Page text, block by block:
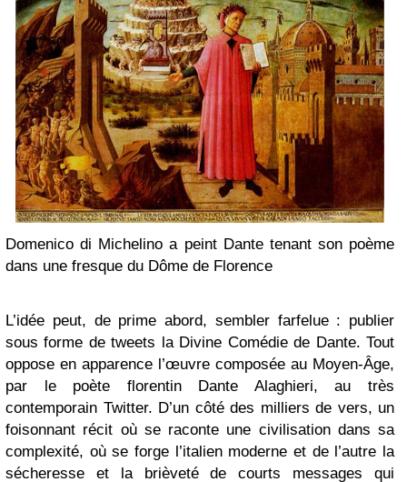
Domenico di Michelino a peint Dante tenant son poème
dans une fresque du Dôme de Florence
L’idée peut, de prime abord, sembler farfelue : publier
sous forme de tweets la Divine Comédie de Dante. Tout
oppose en apparence l’œuvre composée au Moyen-Âge,
par le poète florentin Dante Alaghieri, au très
contemporain Twitter. D’un côté des milliers de vers, un
foisonnant récit où se raconte une civilisation dans sa
complexité, où se forge l’italien moderne et de l’autre la
sécheresse et la brièveté de courts messages qui